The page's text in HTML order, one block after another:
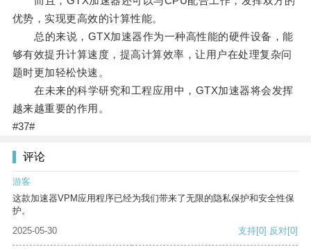
优势，实现更高效的计算性能。
总的来说，GTX加速器作为一种高性能的硬件设备，能
够有效提升计算速度，提高计算效率，让用户在处理复杂问
题时更加轻松快速。
在未来的科学研究和工程应用中，GTX加速器将会发挥
越来越重要的作用。
#37#
评论
游客
这款加速器VPM应用程序已经为我们带来了无限的隐私保护和安全性保
护。
2025-05-30
支持[0] 反对[0]